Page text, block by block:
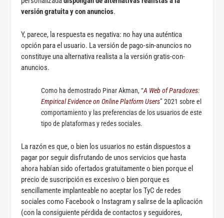
versión gratuita y con anuncios.
Y, parece, la respuesta es negativa: no hay una auténtica
opción para el usuario. La versión de pago-sin-anuncios no
constituye una alternativa realista a la versión gratis-con-
anuncios.
Como ha demostrado Pinar Akman, “A Web of Paradoxes:
Empirical Evidence on Online Platform Users” 2021 sobre el
comportamiento y las preferencias de los usuarios de este
tipo de plataformas y redes sociales.
La razón es que, o bien los usuarios no están dispuestos a
pagar por seguir disfrutando de unos servicios que hasta
ahora habían sido ofertados gratuitamente o bien porque el
precio de suscripción es excesivo o bien porque es
sencillamente implanteable no aceptar los TyC de redes
sociales como Facebook o Instagram y salirse de la aplicación
(con la consiguiente pérdida de contactos y seguidores,